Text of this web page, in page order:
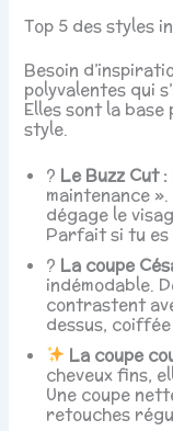
Top 5 des styles
Besoin
polyvalentes qui
Elles sont la
style.
? Le Buzz Cut :
maintenance
dégage le
Parfait si tu es
?️ La coupe
indémodable.
contrastent
dessus,
La coupe
cheveux fins,
Une coupe
retouches